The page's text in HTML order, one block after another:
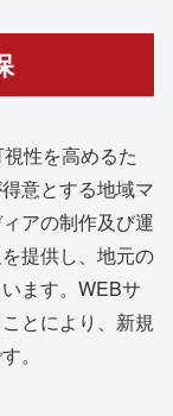
性を高めるた
意とする地域マ
アの制作及び運
提供し、地元の
ます。WEBサ
とにより、新規
。